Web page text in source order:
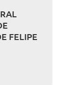
FELIPE